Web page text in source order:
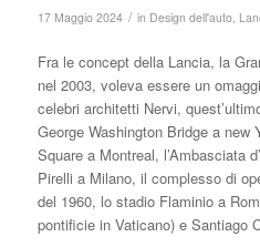
17 Maggio 2024 / in Design dell'auto,
Fra le concept della Lancia, la
nel 2003, voleva essere un
celebri architetti Nervi,
George Washington Bridge a
Square a Montreal, l’Ambasciata
Pirelli a Milano, il complesso di
del 1960, lo stadio Flaminio a
pontificie in Vaticano) e Santiago